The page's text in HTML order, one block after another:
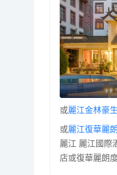
或麗江金林豪
或麗江復華麗
麗江 麗江國際
店或復華麗朗